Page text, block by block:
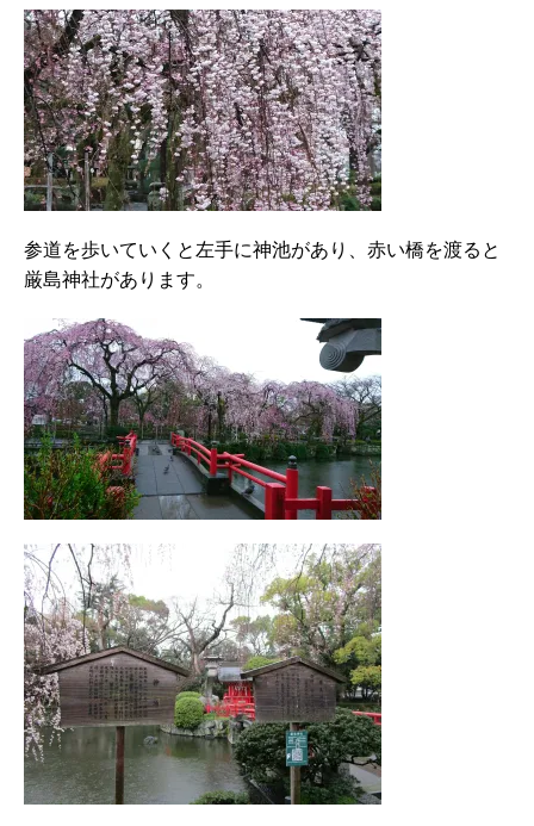
参道を歩いていくと左手に神池があり、赤い橋を渡ると
厳島神社があります。